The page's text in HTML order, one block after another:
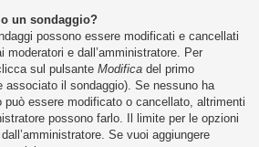
un sondaggio?
possono essere modificati e cancellati
e dall’amministratore. Per
sul pulsante Modifica del primo
associato il sondaggio). Se nessuno ha
può essere modificato o cancellato, altrimenti
possono farlo. Il limite per le opzioni
Se vuoi aggiungere